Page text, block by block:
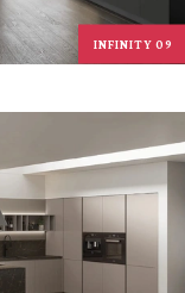
INFINITY 09